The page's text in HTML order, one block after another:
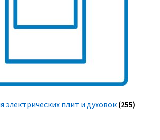
электрических плит и духовок (255)